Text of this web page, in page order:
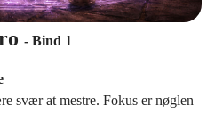
- Bind 1
svær at mestre. Fokus er nøglen